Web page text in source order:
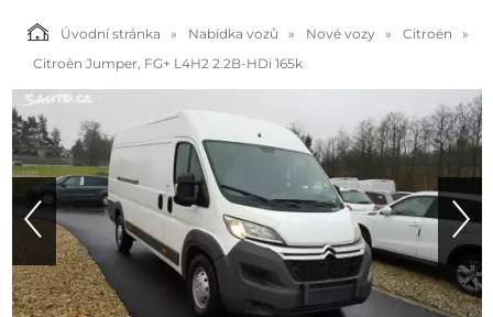
Úvodní stránka Nabídka vozů Nové vozy
Citroën
Citroën Jumper, FG+ L4H2 2.2B-HDi 165k